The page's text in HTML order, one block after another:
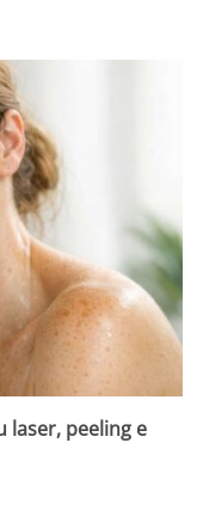
laser, peeling e